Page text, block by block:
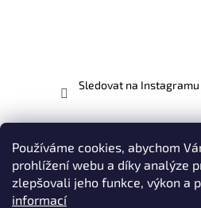
Používáme cookies, abychom
prohlížení webu a díky analýze
zlepšovali jeho funkce, výkon a
informací
Sledovat na Instagramu